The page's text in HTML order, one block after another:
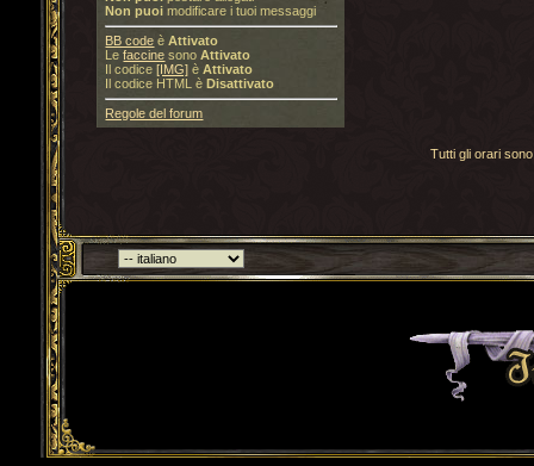
Non puoi modificare i tuoi messaggi
BB code èAttivato
Lefaccine sonoAttivato
Il codice[IMG] èAttivato
Il codice HTML èDisattivato
Regole del forum
Tutti gli orari
Torna indietro